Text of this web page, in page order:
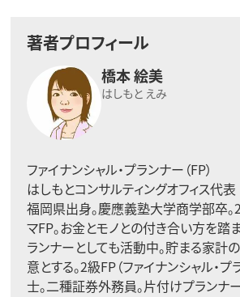
著者プロフィール
橋本 絵美
はしもと えみ
ファイナンシャル・プランナー（FP）
はしもとコンサルティングオフィス代表
福岡県出身。慶應義塾大学商学部卒
マFP。お金とモノとの付き合い方を踏
ランナーとしても活動中。貯まる家計
意とする。2級FP（ファイナンシャル・プ
士。二種証券外務員。片付けプランナー